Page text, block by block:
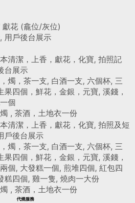
獻花 (龕位/灰位)
用戶後台展示
清潔，上香，獻花，化寶, 拍照記
台展示
燭，茶一支, 白酒一支, 六個杯, 三
果四個，鮮花，金銀，元寶, 溪錢，
個
, 茶酒，土地衣一份
清潔，上香，獻花，化寶, 拍照及短
戶後台展示
燭，茶一支, 白酒一支, 六個杯, 三
果四個，鮮花，金銀，元寶, 溪錢，
個, 大發糕一個, 煎堆四個, 紅包四
糕四個, 雞一隻, 燒肉一大份
, 茶酒，土地衣一份
代燒服務